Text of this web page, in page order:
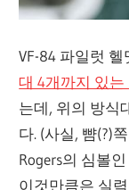
VF-84 파일럿
대 4개까지 있는
는데, 위의 방식
다. (사실, 뺨(?)
Rogers의 심볼인
이것만큼은 실